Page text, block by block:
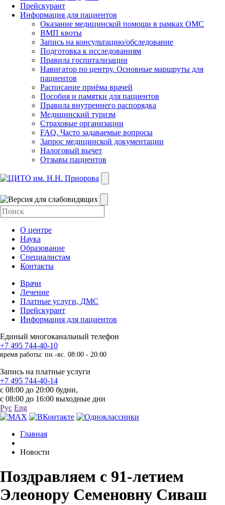
Прейскурант
Информация для пациентов
Оказание медицинской помощи в рамках ОМС
ВМП квоты
Запись на консультацию/обследование
Подготовка к исследованиям
Правила госпитализации
Навигатор по центру. Основные маршруты для
пациентов
Расписание приёма врачей
Пособия и памятки для пациентов
Правила внутреннего распорядка
Медицинский туризм
Страховые организации
FAQ. Часто задаваемые вопросы
Запрос медицинской документации
Налоговый вычет
Отзывы пациентов
О центре
Наука
Образование
Специалистам
Контакты
Врачи
Лечение
Платные услуги, ДМС
Прейскурант
Информация для пациентов
Единый многоканальный телефон
+7 495 744-40-10
время работы: пн.-вс. 08:00 - 20:00
Запись на платные услуги
+7 495 744-40-14
с 08:00 до 20:00 будни,
с 08:00 до 16:00 выходные дни
Рус Eng
Главная
Новости
Поздравляем с 91-летием
Элеонору Семеновну Сиваш